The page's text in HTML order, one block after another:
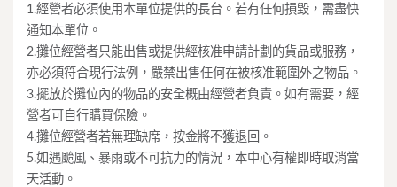
1.經營者必須使用本單位提供的長台。若有任何損毀，需盡快
通知本單位。
2.攤位經營者只能出售或提供經核准申請計劃的貨品或服務，
亦必須符合現行法例，嚴禁出售任何在被核准範圍外之物品。
3.擺放於攤位內的物品的安全概由經營者負責。如有需要，經
營者可自行購買保險。
4.攤位經營者若無理缺席，按金將不獲退回。
5.如遇颱風、暴雨或不可抗力的情況，本中心有權即時取消當
天活動。